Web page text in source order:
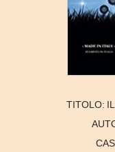
TITOLO: